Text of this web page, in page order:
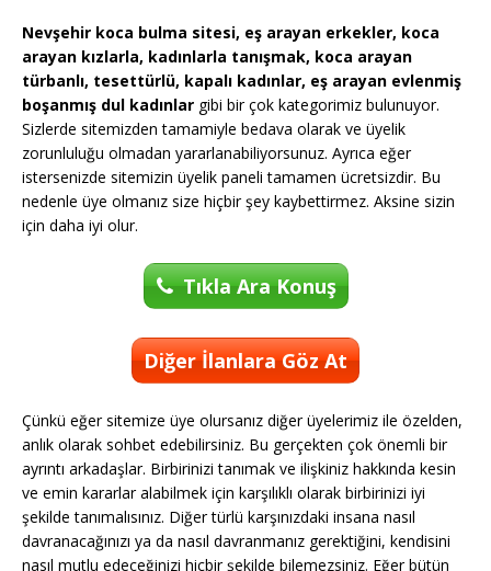
Nevşehir koca bulma sitesi, eş arayan erkekler, koca
arayan kızlarla, kadınlarla tanışmak, koca arayan
türbanlı, tesettürlü, kapalı kadınlar, eş arayan evlenmiş
boşanmış dul kadınlar gibi bir çok kategorimiz bulunuyor.
Sizlerde sitemizden tamamiyle bedava olarak ve üyelik
zorunluluğu olmadan yararlanabiliyorsunuz. Ayrıca eğer
istersenizde sitemizin üyelik paneli tamamen ücretsizdir. Bu
nedenle üye olmanız size hiçbir şey kaybettirmez. Aksine sizin
için daha iyi olur.
Tıkla Ara Konuş
Diğer İlanlara Göz At
Çünkü eğer sitemize üye olursanız diğer üyelerimiz ile özelden,
anlık olarak sohbet edebilirsiniz. Bu gerçekten çok önemli bir
ayrıntı arkadaşlar. Birbirinizi tanımak ve ilişkiniz hakkında kesin
ve emin kararlar alabilmek için karşılıklı olarak birbirinizi iyi
şekilde tanımalısınız. Diğer türlü karşınızdaki insana nasıl
davranacağınızı ya da nasıl davranmanız gerektiğini, kendisini
nasıl mutlu edeceğinizi hiçbir şekilde bilemezsiniz. Eğer bütün